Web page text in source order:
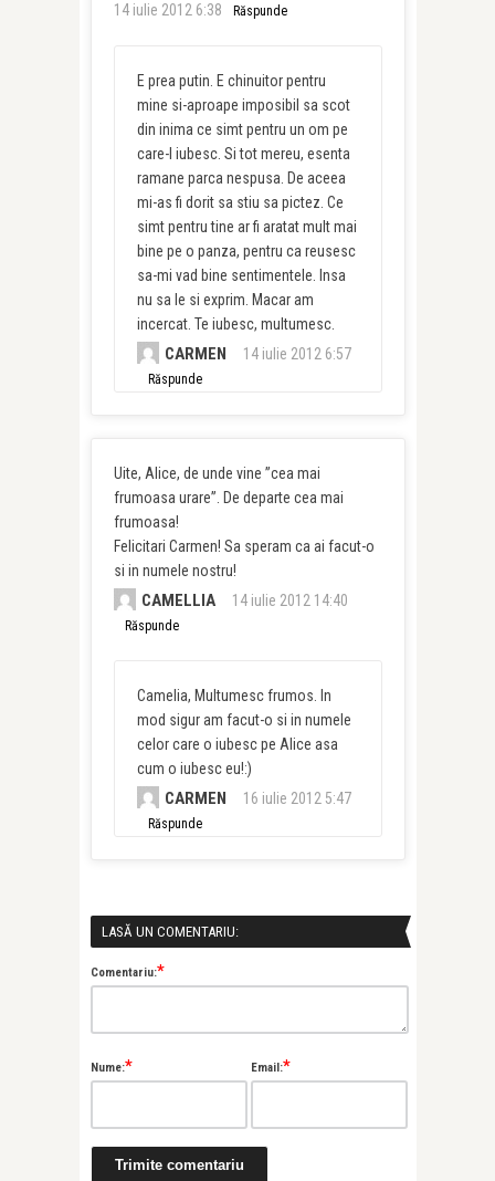
14 iulie 2012 6:38 Răspunde
E prea putin. E chinuitor pentru
mine si-aproape imposibil sa scot
din inima ce simt pentru un om pe
care-l iubesc. Si tot mereu, esenta
ramane parca nespusa. De aceea
mi-as fi dorit sa stiu sa pictez. Ce
simt pentru tine ar fi aratat mult mai
bine pe o panza, pentru ca reusesc
sa-mi vad bine sentimentele. Insa
nu sa le si exprim. Macar am
incercat. Te iubesc, multumesc.
CARMEN 14 iulie 2012 6:57
Răspunde
Uite, Alice, de unde vine ”cea mai
frumoasa urare”. De departe cea mai
frumoasa!
Felicitari Carmen! Sa speram ca ai facut-o
si in numele nostru!
CAMELLIA 14 iulie 2012 14:40
Răspunde
Camelia, Multumesc frumos. In
mod sigur am facut-o si in numele
celor care o iubesc pe Alice asa
cum o iubesc eu!:)
CARMEN 16 iulie 2012 5:47
Răspunde
LASĂ UN COMENTARIU:
Comentariu:*
Nume:* Email:*